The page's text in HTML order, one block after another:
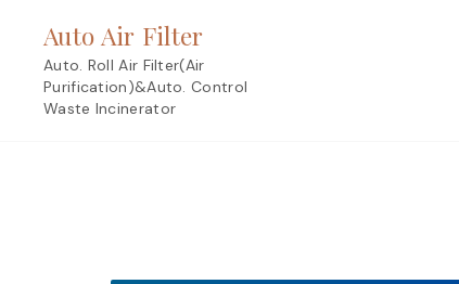
content
Auto Air Filter
Auto. Roll Air Filter(Air
Purification)&Auto. Control
Waste Incinerator